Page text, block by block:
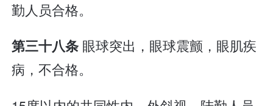
勤人员合格。
第三十八条 眼球突出，眼球震颤，眼肌疾
病，不合格。